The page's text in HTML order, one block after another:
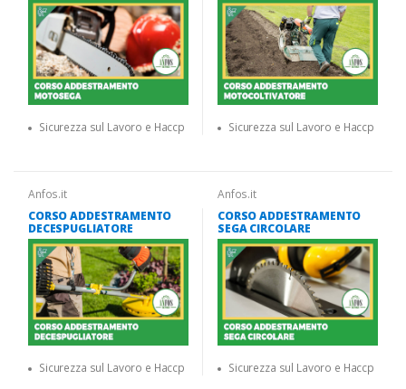
Sicurezza sul Lavoro e Haccp Sicurezza sul Lavoro e Haccp
Anfos.it
CORSO ADDESTRAMENTO
DECESPUGLIATORE
Sicurezza sul Lavoro e Haccp
Anfos.it
CORSO ADDESTRAMENTO
SEGA CIRCOLARE
Sicurezza sul Lavoro e Haccp